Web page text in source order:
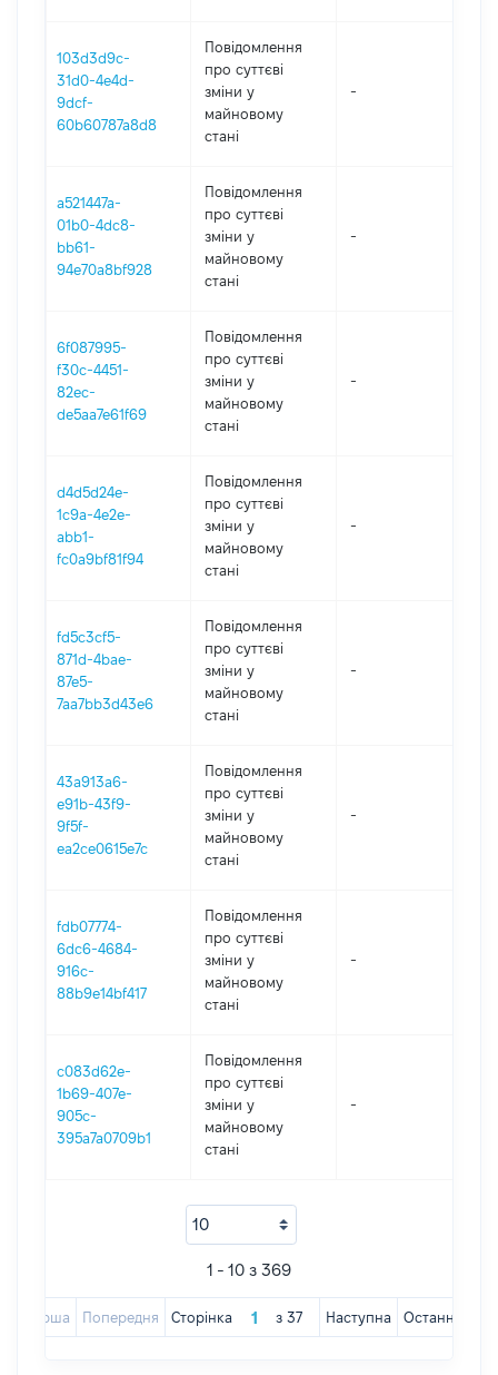
103d3d9c-
31d0-4e4d-
9dcf-
60b60787a8d8
Повідомлення
про суттєві
зміни y
майновому
стані
-
a521447a-
01b0-4dc8-
bb61-
94e70a8bf928
Повідомлення
про суттєві
зміни y
майновому
стані
-
6f087995-
f30c-4451-
82ec-
de5aa7e61f69
Повідомлення
про суттєві
зміни y
майновому
стані
-
d4d5d24e-
1c9a-4e2e-
abb1-
fc0a9bf81f94
Повідомлення
про суттєві
зміни y
майновому
стані
-
fd5c3cf5-
871d-4bae-
87e5-
7aa7bb3d43e6
Повідомлення
про суттєві
зміни y
майновому
стані
-
43a913a6-
e91b-43f9-
9f5f-
ea2ce0615e7c
Повідомлення
про суттєві
зміни y
майновому
стані
-
fdb07774-
6dc6-4684-
916c-
88b9e14bf417
Повідомлення
про суттєві
зміни y
майновому
стані
-
c083d62e-
1b69-407e-
905c-
395a7a0709b1
Повідомлення
про суттєві
зміни y
майновому
стані
-
1 - 10 з 369
Перша Попередня Сторінка з 37 Наступна Остання